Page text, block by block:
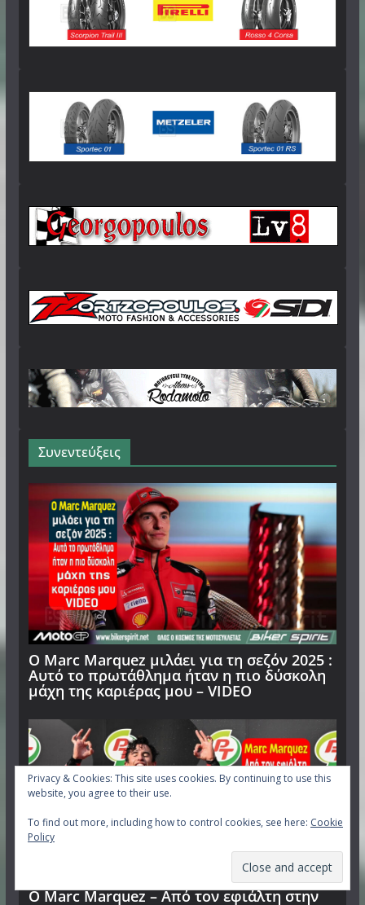
Συνεντεύξεις
Ο Μarc Marquez μιλάει για τη σεζόν 2025 :
Αυτό το πρωτάθλημα ήταν η πιο δύσκολη
μάχη της καριέρας μου – VIDEO
Ο Marc Marquez – Από τον εφιάλτη στην
Privacy & Cookies: This site uses cookies. By continuing to use this
website, you agree to their use.
To find out more, including how to control cookies, see here: Cookie
Policy